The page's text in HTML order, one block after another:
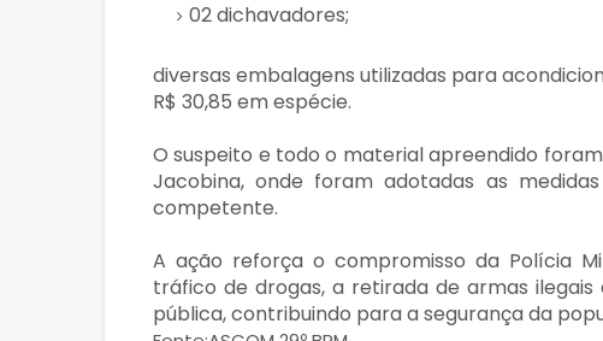
02 dichavadores;
diversas embalagens utilizadas para
R$ 30,85 em espécie.
O suspeito e todo o material apreendido
Jacobina, onde foram adotadas as
competente.
A ação reforça o compromisso da Polícia
tráfico de drogas, a retirada de armas
pública, contribuindo para a segurança da